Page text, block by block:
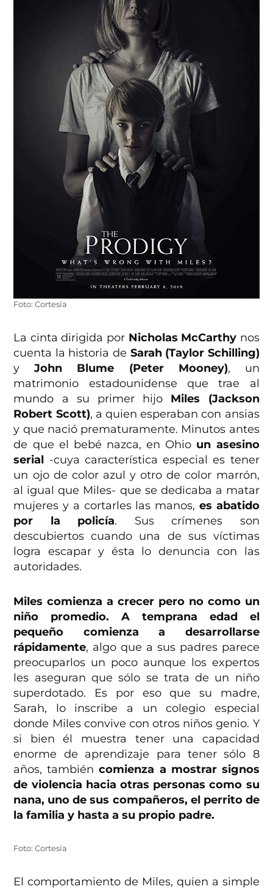
Foto: Cortesía
La cinta dirigida por Nicholas McCarthy nos
cuenta la historia de Sarah (Taylor Schilling)
y John Blume (Peter Mooney), un
matrimonio estadounidense que trae al
mundo a su primer hijo Miles (Jackson
Robert Scott), a quien esperaban con ansias
y que nació prematuramente. Minutos antes
de que el bebé nazca, en Ohio un asesino
serial -cuya característica especial es tener
un ojo de color azul y otro de color marrón,
al igual que Miles- que se dedicaba a matar
mujeres y a cortarles las manos, es abatido
por la policía. Sus crímenes son
descubiertos cuando una de sus víctimas
logra escapar y ésta lo denuncia con las
autoridades.
Miles comienza a crecer pero no como un
niño promedio. A temprana edad el
pequeño comienza a desarrollarse
rápidamente, algo que a sus padres parece
preocuparlos un poco aunque los expertos
les aseguran que sólo se trata de un niño
superdotado. Es por eso que su madre,
Sarah, lo inscribe a un colegio especial
donde Miles convive con otros niños genio. Y
si bien él muestra tener una capacidad
enorme de aprendizaje para tener sólo 8
años, también comienza a mostrar signos
de violencia hacia otras personas como su
nana, uno de sus compañeros, el perrito de
la familia y hasta a su propio padre.
Foto: Cortesía
El comportamiento de Miles, quien a simple